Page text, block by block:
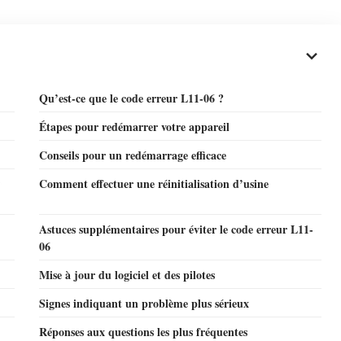
Qu’est-ce que le code erreur L11-06 ?
Étapes pour redémarrer votre appareil
Conseils pour un redémarrage efficace
Comment effectuer une réinitialisation d’usine
Astuces supplémentaires pour éviter le code erreur L11-
06
Mise à jour du logiciel et des pilotes
Signes indiquant un problème plus sérieux
Réponses aux questions les plus fréquentes